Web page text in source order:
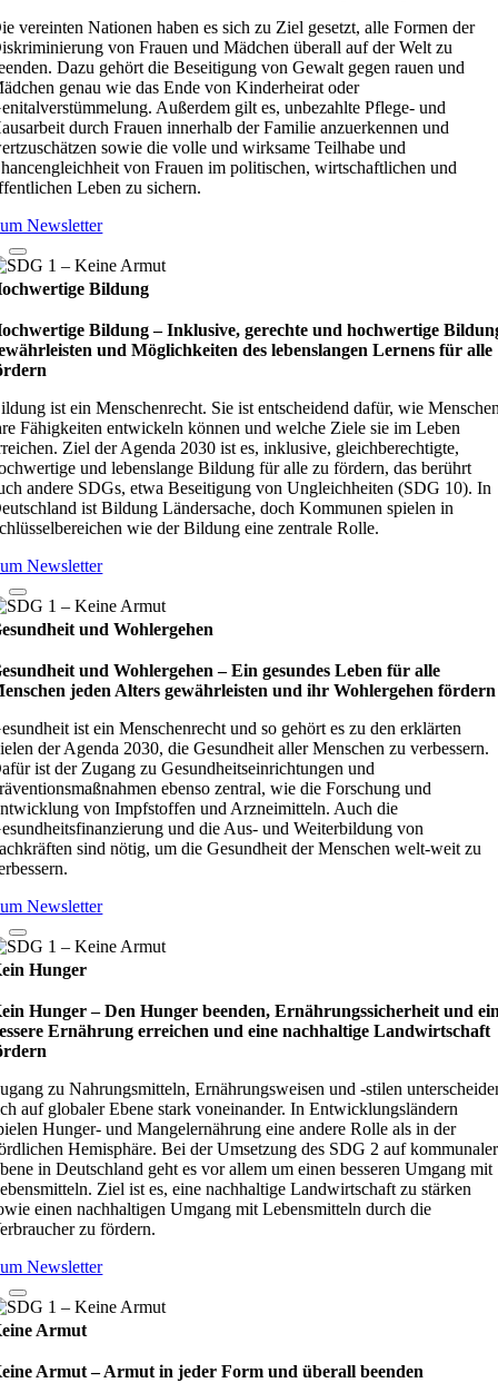
vereinten Nationen haben es sich zu Ziel gesetzt, alle Formen der
von Frauen und Mädchen überall auf der Welt zu
Dazu gehört die Beseitigung von Gewalt gegen rauen und
genau wie das Ende von Kinderheirat oder
Außerdem gilt es, unbezahlte Pflege- und
durch Frauen innerhalb der Familie anzuerkennen und
sowie die volle und wirksame Teilhabe und
von Frauen im politischen, wirtschaftlichen und
Leben zu sichern.
Newsletter
Bildung
Bildung – Inklusive, gerechte und hochwertige
und Möglichkeiten des lebenslangen Lernens für alle
ist ein Menschenrecht. Sie ist entscheidend dafür, wie
Fähigkeiten entwickeln können und welche Ziele sie im Leben
Ziel der Agenda 2030 ist es, inklusive, gleichberechtigte,
und lebenslange Bildung für alle zu fördern, das berührt
andere SDGs, etwa Beseitigung von Ungleichheiten (SDG 10). In
ist Bildung Ländersache, doch Kommunen spielen in
wie der Bildung eine zentrale Rolle.
Newsletter
und Wohlergehen
und Wohlergehen – Ein gesundes Leben für alle
jeden Alters gewährleisten und ihr Wohlergehen fördern
ist ein Menschenrecht und so gehört es zu den erklärten
der Agenda 2030, die Gesundheit aller Menschen zu verbessern.
ist der Zugang zu Gesundheitseinrichtungen und
ebenso zentral, wie die Forschung und
von Impfstoffen und Arzneimitteln. Auch die
und die Aus- und Weiterbildung von
sind nötig, um die Gesundheit der Menschen welt-weit zu
Newsletter
Hunger
Hunger – Den Hunger beenden, Ernährungssicherheit und
Ernährung erreichen und eine nachhaltige Landwirtschaft
zu Nahrungsmitteln, Ernährungsweisen und -stilen
auf globaler Ebene stark voneinander. In Entwicklungsländern
Hunger- und Mangelernährung eine andere Rolle als in der
Hemisphäre. Bei der Umsetzung des SDG 2 auf kommunaler
in Deutschland geht es vor allem um einen besseren Umgang mit
Ziel ist es, eine nachhaltige Landwirtschaft zu stärken
einen nachhaltigen Umgang mit Lebensmitteln durch die
zu fördern.
Newsletter
Armut
Armut – Armut in jeder Form und überall beenden